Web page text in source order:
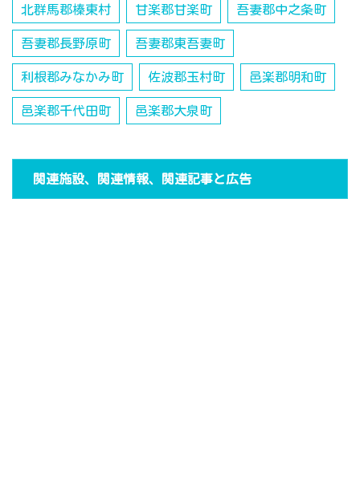
北群馬郡榛東村 甘楽郡甘楽町 吾妻郡中之条町
吾妻郡長野原町 吾妻郡東吾妻町
利根郡みなかみ町 佐波郡玉村町 邑楽郡明和町
邑楽郡千代田町 邑楽郡大泉町
関連施設、関連情報、関連記事と広告